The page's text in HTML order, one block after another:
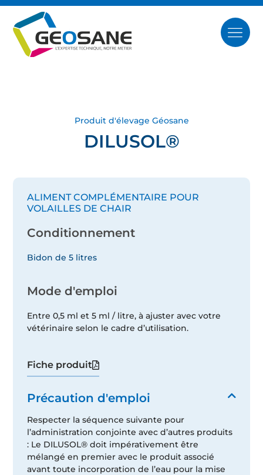
Produit d'élevage Géosane
DILUSOL®
ALIMENT COMPLÉMENTAIRE POUR
VOLAILLES DE CHAIR
Conditionnement
Bidon de 5 litres
Mode d'emploi
Entre 0,5 ml et 5 ml / litre, à ajuster avec votre
vétérinaire selon le cadre d’utilisation.
Fiche produit
Précaution d'emploi
Respecter la séquence suivante pour
l’administration conjointe avec d’autres produits
: Le DILUSOL® doit impérativement être
mélangé en premier avec le produit associé
avant toute incorporation de l’eau pour la mise